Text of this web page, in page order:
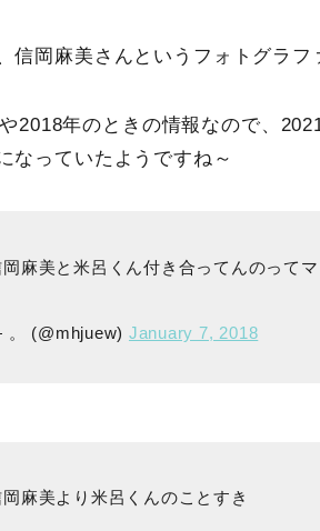
信岡麻美さんというフォトグラフ
2018年のときの情報なので、
なっていたようですね～
岡麻美と米呂くん付き合ってんのって
(@mhjuew) January 7, 2018
岡麻美より米呂くんのことすき